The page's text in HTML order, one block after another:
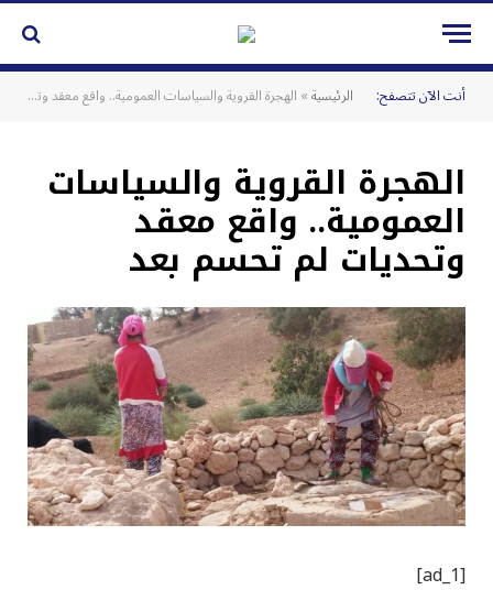
أنت الآن تتصفح: الرئيسية» الهجرة القروية والسياسات العمومية.. واقع معقد وتحديات لم تحسم بعد
الهجرة القروية والسياسات
العمومية.. واقع معقد
وتحديات لم تحسم بعد
[ad_1]